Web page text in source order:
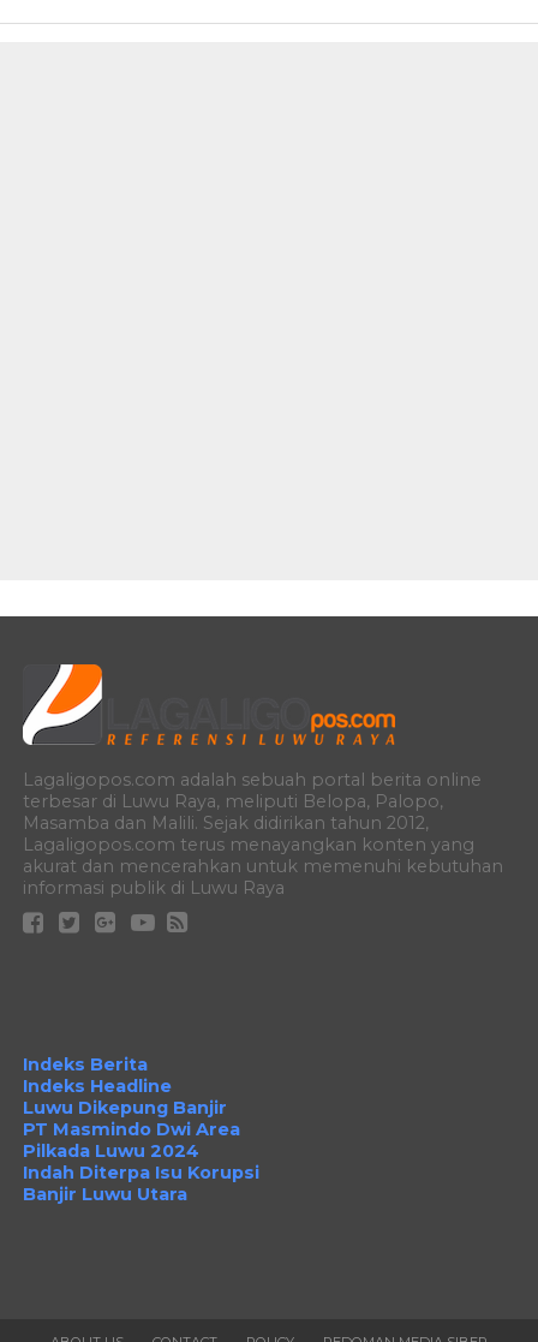
Lagaligopos.com adalah sebuah portal berita online
terbesar di Luwu Raya, meliputi Belopa, Palopo,
Masamba dan Malili. Sejak didirikan tahun 2012,
Lagaligopos.com terus menayangkan konten yang
akurat dan mencerahkan untuk memenuhi kebutuhan
informasi publik di Luwu Raya
Indeks Berita
Indeks Headline
Luwu Dikepung Banjir
PT Masmindo Dwi Area
Pilkada Luwu 2024
Indah Diterpa Isu Korupsi
Banjir Luwu Utara